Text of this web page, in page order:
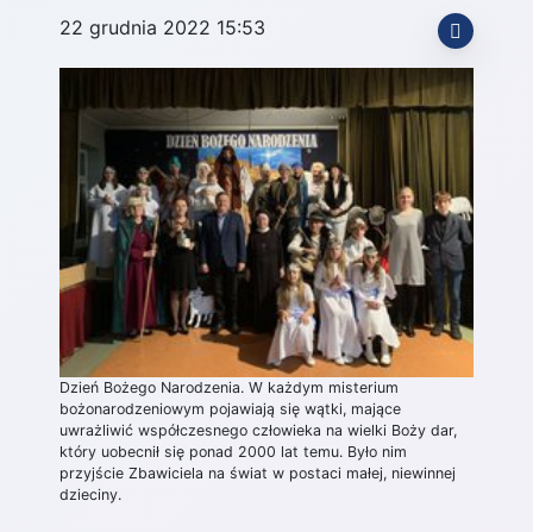
22 grudnia 2022 15:53
Dzień Bożego Narodzenia. W każdym misterium
bożonarodzeniowym pojawiają się wątki, mające
uwrażliwić współczesnego człowieka na wielki Boży dar,
który uobecnił się ponad 2000 lat temu. Było nim
przyjście Zbawiciela na świat w postaci małej, niewinnej
dzieciny.